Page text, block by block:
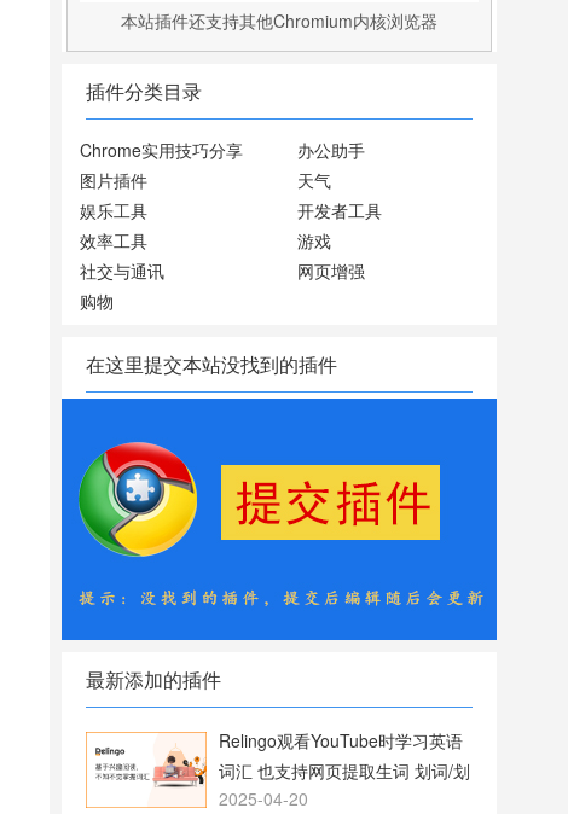
本站插件还支持其他Chromium内核浏览器
插件分类目录
Chrome实用技巧分享
办公助手
图片插件
天气
娱乐工具
开发者工具
效率工具
游戏
社交与通讯
网页增强
购物
在这里提交本站没找到的插件
最新添加的插件
Relingo观看YouTube时学习英语
词汇 也支持网页提取生词 划词/划
句翻译
2025-04-20